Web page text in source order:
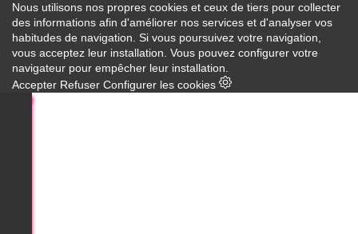
Nous utilisons nos propres cookies et ceux de tiers pour collecter
des informations afin d'améliorer nos services et d'analyser vos
habitudes de navigation. Si vous poursuivez votre navigation,
vous acceptez leur installation. Vous pouvez configurer votre
navigateur pour empêcher leur installation.
Accepter Refuser Configurer les cookies